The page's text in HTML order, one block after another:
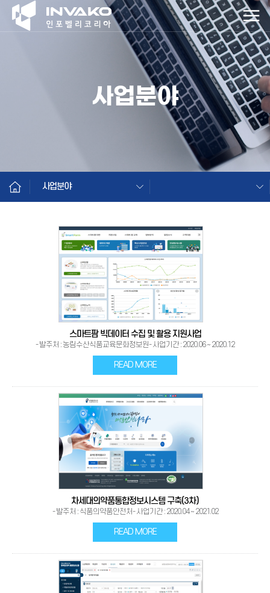
사업분야
사업분야
스마트팜 빅데이터 수집 및 활용 지원사업
- 발주처 : 농림수산식품교육문화정보원- 사업기간 : 2020.06 ~ 2020.12
READ MORE
차세대의약품통합정보시스템 구축(3차)
- 발주처 : 식품의약품안전처- 사업기간 : 2020.04 ~ 2021.02
READ MORE